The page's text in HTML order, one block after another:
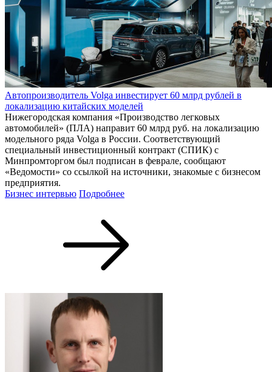
Автопроизводитель Volga инвестирует 60 млрд рублей в
локализацию китайских моделей
Нижегородская компания «Производство легковых
автомобилей» (ПЛА) направит 60 млрд руб. на локализацию
модельного ряда Volga в России. Соответствующий
специальный инвестиционный контракт (СПИК) с
Минпромторгом был подписан в феврале, сообщают
«Ведомости» со ссылкой на источники, знакомые с бизнесом
предприятия.
Бизнес интервью Подробнее